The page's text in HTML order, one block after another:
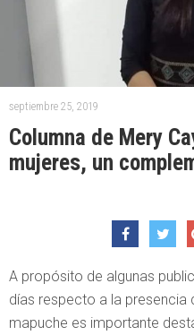
septiembre 25, 2019
Columna de Mery
mujeres, un
A propósito de algunas
días respecto a la presencia
mapuche es importante